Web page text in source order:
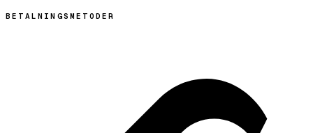
BETALNINGSMETODER